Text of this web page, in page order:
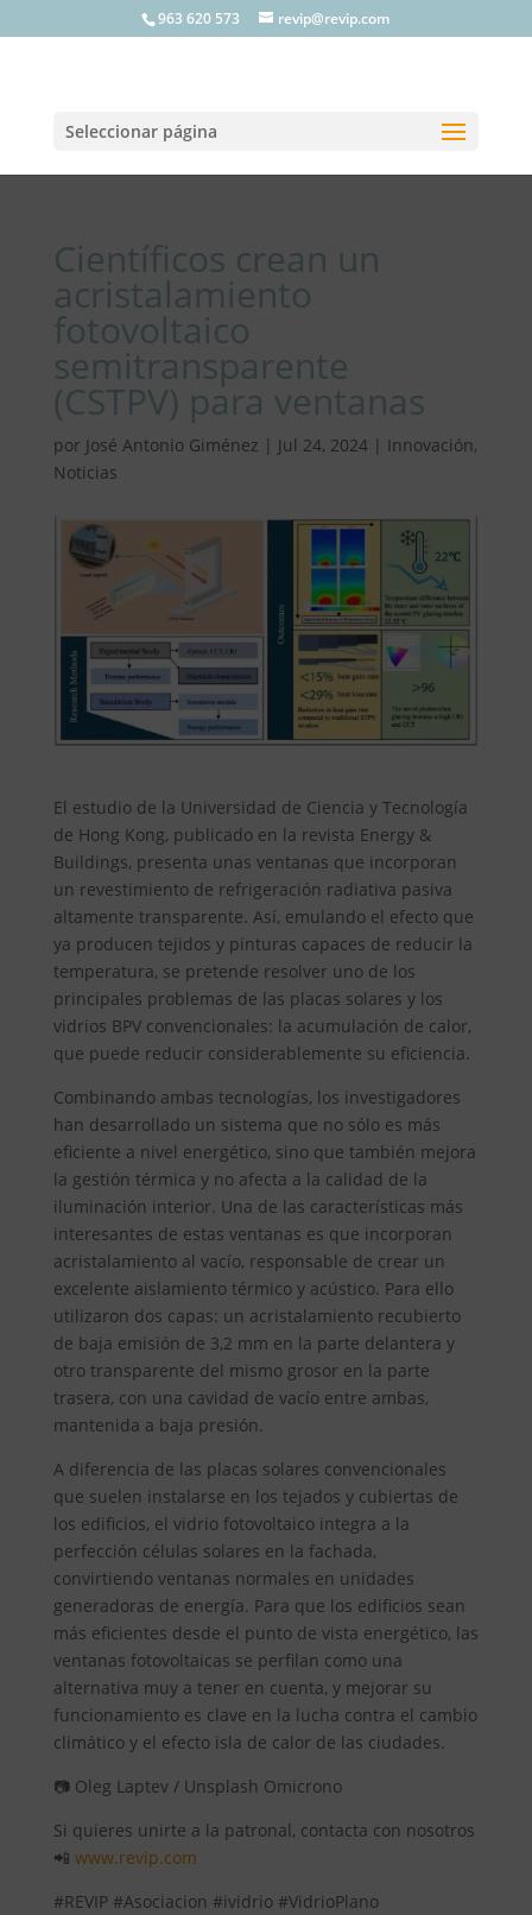
963 620 573 revip@revip.com
Seleccionar página
Científicos crean un
acristalamiento
fotovoltaico
semitransparente
(CSTPV) para ventanas
por José Antonio Giménez | Jul 24, 2024| Innovación,
Noticias
El estudio de la Universidad de Ciencia y Tecnología
de Hong Kong, publicado en la revista Energy &
Buildings, presenta unas ventanas que incorporan
un revestimiento de refrigeración radiativa pasiva
altamente transparente. Así, emulando el efecto que
ya producen tejidos y pinturas capaces de reducir la
temperatura, se pretende resolver uno de los
principales problemas de las placas solares y los
vidrios BPV convencionales: la acumulación de calor,
que puede reducir considerablemente su eficiencia.
Combinando ambas tecnologías, los investigadores
han desarrollado un sistema que no sólo es más
eficiente a nivel energético, sino que también mejora
la gestión térmica y no afecta a la calidad de la
iluminación interior. Una de las características más
interesantes de estas ventanas es que incorporan
acristalamiento al vacío, responsable de crear un
excelente aislamiento térmico y acústico. Para ello
utilizaron dos capas: un acristalamiento recubierto
de baja emisión de 3,2 mm en la parte delantera y
otro transparente del mismo grosor en la parte
trasera, con una cavidad de vacío entre ambas,
mantenida a baja presión.
A diferencia de las placas solares convencionales
que suelen instalarse en los tejados y cubiertas de
los edificios, el vidrio fotovoltaico integra a la
perfección células solares en la fachada,
convirtiendo ventanas normales en unidades
generadoras de energía. Para que los edificios sean
más eficientes desde el punto de vista energético, las
ventanas fotovoltaicas se perfilan como una
alternativa muy a tener en cuenta, y mejorar su
funcionamiento es clave en la lucha contra el cambio
climático y el efecto isla de calor de las ciudades.
📷 Oleg Laptev / Unsplash Omicrono
Si quieres unirte a la patronal, contacta con nosotros
📲 www.revip.com
#REVIP #Asociacion #ividrio #VidrioPlano